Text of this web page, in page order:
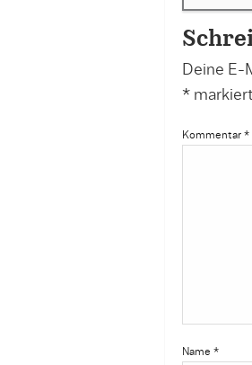
Deine
*
Kommentar *
Name *